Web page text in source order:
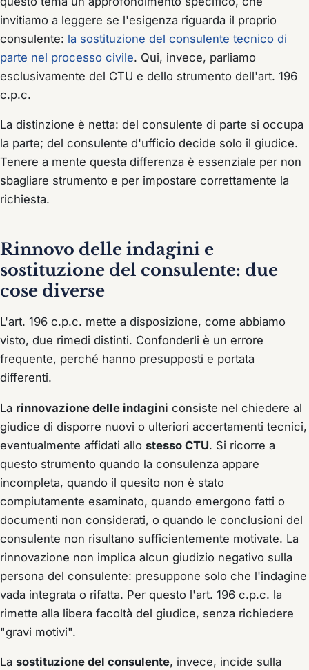
invitiamo a leggere se l'esigenza riguarda il proprio
consulente: la sostituzione del consulente tecnico di
parte nel processo civile. Qui, invece, parliamo
esclusivamente del CTU e dello strumento dell'art. 196
c.p.c.
La distinzione è netta: del consulente di parte si occupa
la parte; del consulente d'ufficio decide solo il giudice.
Tenere a mente questa differenza è essenziale per non
sbagliare strumento e per impostare correttamente la
richiesta.
Rinnovo delle indagini e
sostituzione del consulente: due
cose diverse
L'art. 196 c.p.c. mette a disposizione, come abbiamo
visto, due rimedi distinti. Confonderli è un errore
frequente, perché hanno presupposti e portata
differenti.
La rinnovazione delle indagini consiste nel chiedere al
giudice di disporre nuovi o ulteriori accertamenti tecnici,
eventualmente affidati allo stesso CTU. Si ricorre a
questo strumento quando la consulenza appare
incompleta, quando il quesito non è stato
compiutamente esaminato, quando emergono fatti o
documenti non considerati, o quando le conclusioni del
consulente non risultano sufficientemente motivate. La
rinnovazione non implica alcun giudizio negativo sulla
persona del consulente: presuppone solo che l'indagine
vada integrata o rifatta. Per questo l'art. 196 c.p.c. la
rimette alla libera facoltà del giudice, senza richiedere
"gravi motivi".
La sostituzione del consulente, invece, incide sulla